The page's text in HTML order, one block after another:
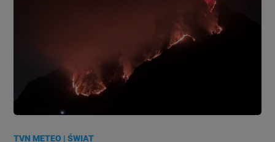
TVN METEO |ŚWIAT